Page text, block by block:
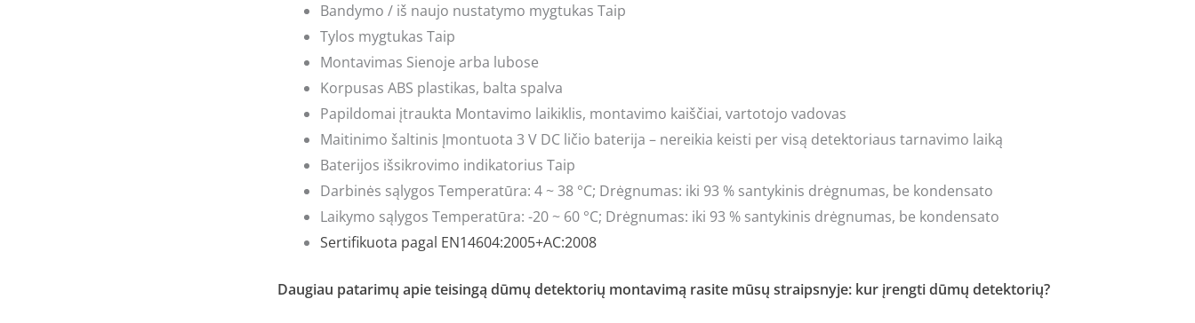
Bandymo / iš naujo nustatymo mygtukas Taip
Tylos mygtukas Taip
Montavimas Sienoje arba lubose
Korpusas ABS plastikas, balta spalva
Papildomai įtraukta Montavimo laikiklis, montavimo kaiščiai, vartotojo vadovas
Maitinimo šaltinis Įmontuota 3 V DC ličio baterija – nereikia keisti per visą detektoriaus tarnavimo laiką
Baterijos išsikrovimo indikatorius Taip
Darbinės sąlygos Temperatūra: 4 ~ 38 °C; Drėgnumas: iki 93 % santykinis drėgnumas, be kondensato
Laikymo sąlygos Temperatūra: -20 ~ 60 °C; Drėgnumas: iki 93 % santykinis drėgnumas, be kondensato
Sertifikuota pagal EN14604:2005+AC:2008
Daugiau patarimų apie teisingą dūmų detektorių montavimą rasite mūsų straipsnyje: kur įrengti dūmų detektorių?